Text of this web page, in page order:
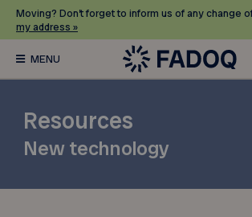
Moving? Don’t forget to inform us of any change
my address »
Resources
New technology